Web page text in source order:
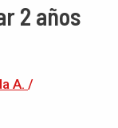
2 años
A. /